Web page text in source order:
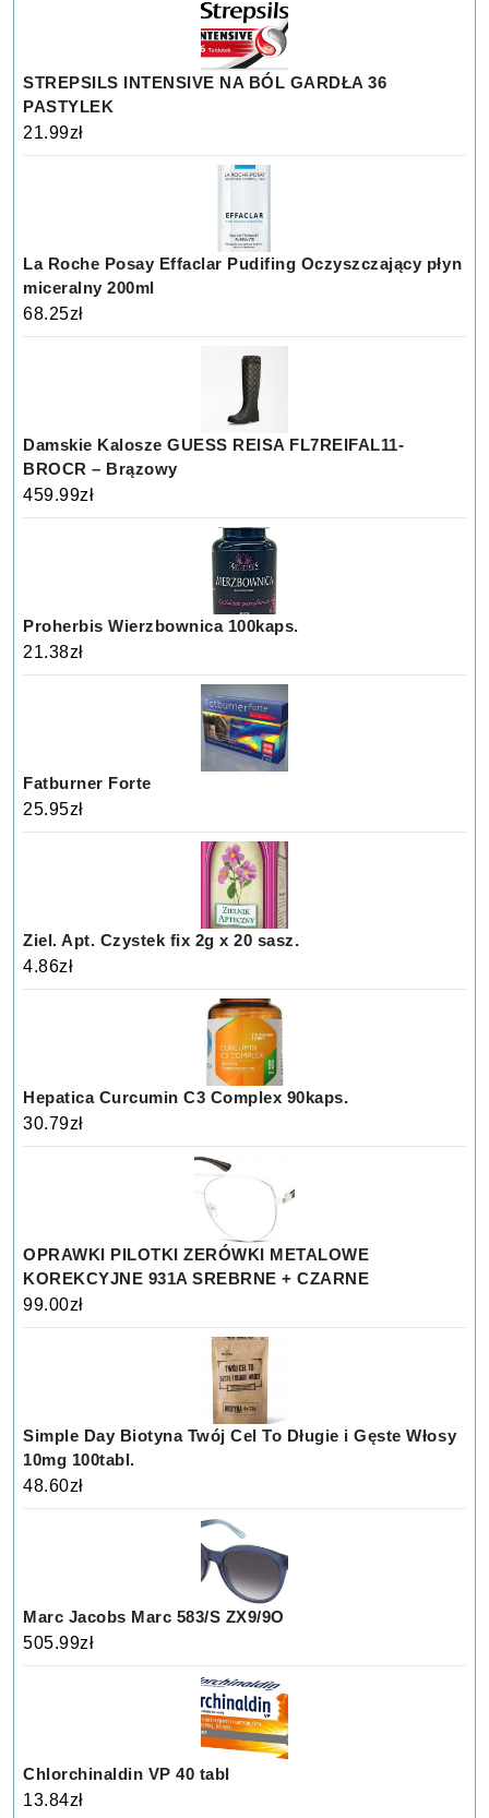
STREPSILS INTENSIVE NA BÓL GARDŁA 36
PASTYLEK
21.99zł
La Roche Posay Effaclar Pudifing Oczyszczający płyn
miceralny 200ml
68.25zł
Damskie Kalosze GUESS REISA FL7REIFAL11-
BROCR – Brązowy
459.99zł
Proherbis Wierzbownica 100kaps.
21.38zł
Fatburner Forte
25.95zł
Ziel. Apt. Czystek fix 2g x 20 sasz.
4.86zł
Hepatica Curcumin C3 Complex 90kaps.
30.79zł
OPRAWKI PILOTKI ZERÓWKI METALOWE
KOREKCYJNE 931A SREBRNE + CZARNE
99.00zł
Simple Day Biotyna Twój Cel To Długie i Gęste Włosy
10mg 100tabl.
48.60zł
Marc Jacobs Marc 583/S ZX9/9O
505.99zł
Chlorchinaldin VP 40 tabl
13.84zł